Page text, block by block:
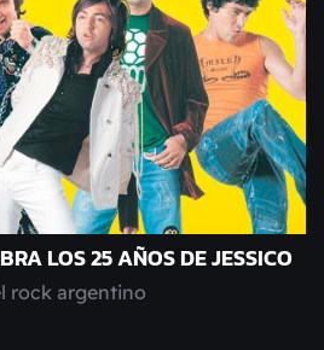
LOS 25 AÑOS DE JESSICO
rock argentino